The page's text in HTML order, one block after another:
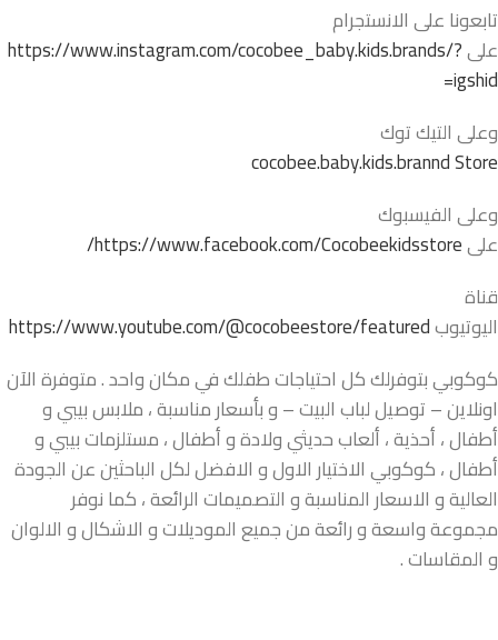
تابعونا على الانستجرام
علىhttps://www.instagram.com/cocobee_baby.kids.brands/?
igshid=
وعلى التيك توك
cocobee.baby.kids.brannd Store
وعلى الفيسبوك
علىhttps://www.facebook.com/Cocobeekidsstore/
قناة
اليوتيوبhttps://www.youtube.com/@cocobeestore/featured
كوكوبي بتوفرلك كل احتياجات طفلك في مكان واحد . متوفرة الآن
اونلاين – توصيل لباب البيت – و بأسعار مناسبة ، ملابس بيبي و
أطفال ، أحذية ، ألعاب حديثي ولادة و أطفال ، مستلزمات بيبي و
أطفال ، كوكوبي الاختيار الاول و الافضل لكل الباحثين عن الجودة
العالية و الاسعار المناسبة و التصميمات الرائعة ، كما نوفر
مجموعة واسعة و رائعة من جميع الموديلات و الاشكال و الالوان
و المقاسات .